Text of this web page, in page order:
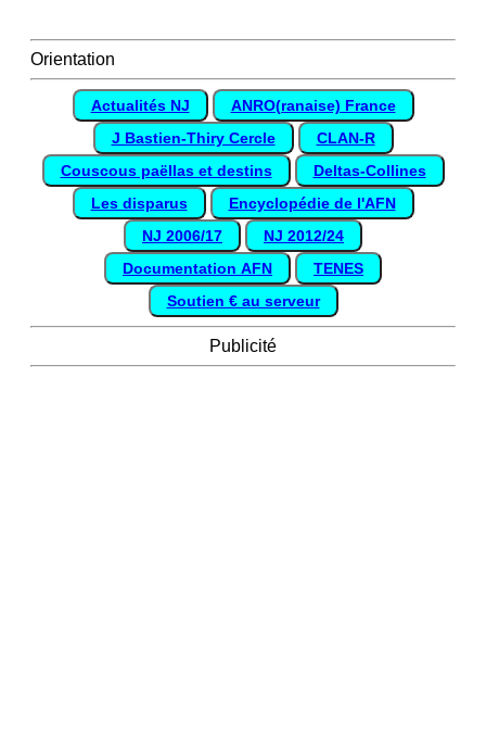
Orientation
Actualités NJ
ANRO(ranaise) France
J Bastien-Thiry Cercle
CLAN-R
Couscous paëllas et destins
Deltas-Collines
Les disparus
Encyclopédie de l'AFN
NJ 2006/17
NJ 2012/24
Documentation AFN
TENES
Soutien € au serveur
Publicité